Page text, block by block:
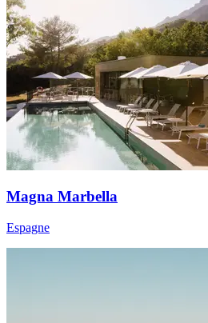
Magna Marbella
Espagne